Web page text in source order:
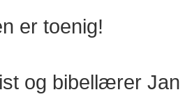
er toenig!
og bibellærer